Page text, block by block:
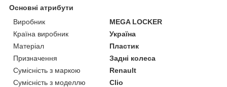
Основні атрибути
Виробник
MEGA LOCKER
Країна виробник
Україна
Матеріал
Пластик
Призначення
Задні колеса
Сумісність з маркою
Renault
Сумісність з моделлю
Clio